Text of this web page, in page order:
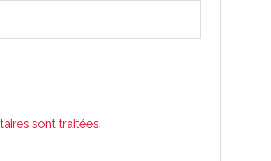
sont traitées.